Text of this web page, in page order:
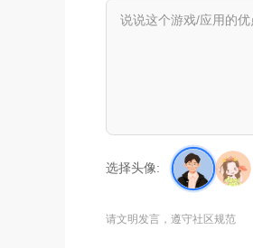
选择头像:
请文明发言，遵守社区规范